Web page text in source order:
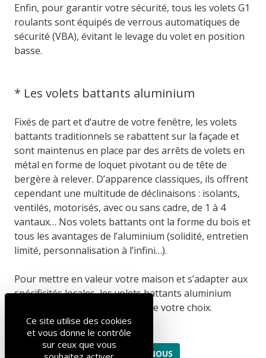
Enfin, pour garantir votre sécurité, tous les volets G1
roulants sont équipés de verrous automatiques de
sécurité (VBA), évitant le levage du volet en position
basse.
* Les volets battants aluminium
Fixés de part et d’autre de votre fenêtre, les volets
battants traditionnels se rabattent sur la façade et
sont maintenus en place par des arrêts de volets en
métal en forme de loquet pivotant ou de tête de
bergère à relever. D’apparence classiques, ils offrent
cependant une multitude de déclinaisons : isolants,
ventilés, motorisés, avec ou sans cadre, de 1 à 4
vantaux… Nos volets battants ont la forme du bois et
tous les avantages de l’aluminium (solidité, entretien
limité, personnalisation à l’infini…).
Pour mettre en valeur votre maison et s’adapter aux
spécificités locales, les volets battants aluminium
seront laqués dans la couleur de votre choix.
CONTACTEZ-NOUS
Ce site utilise des cookies
et vous donne le contrôle
sur ceux que vous